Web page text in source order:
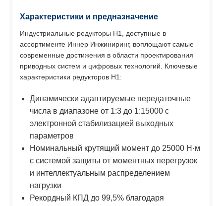
Характеристики и предназначение
Индустриальные редукторы H1, доступные в
ассортименте Иннер Инжиниринг, воплощают самые
современные достижения в области проектирования
приводных систем и цифровых технологий. Ключевые
характеристики редукторов H1:
Динамически адаптируемые передаточные
числа в диапазоне от 1:3 до 1:15000 с
электронной стабилизацией выходных
параметров
Номинальный крутящий момент до 25000 Н·м
с системой защиты от моментных перегрузок
и интеллектуальным распределением
нагрузки
Рекордный КПД до 99,5% благодаря